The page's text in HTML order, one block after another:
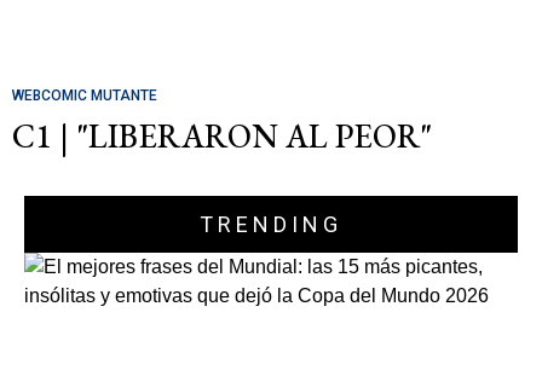
WEBCOMIC MUTANTE
C1 | "LIBERARON AL PEOR"
TRENDING